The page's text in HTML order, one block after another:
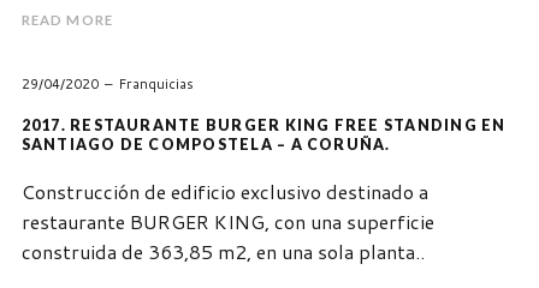
READ MORE
29/04/2020 Franquicias
2017. RESTAURANTE BURGER KING FREE STANDING EN
SANTIAGO DE COMPOSTELA – A CORUÑA.
Construcción de edificio exclusivo destinado a
restaurante BURGER KING, con una superficie
construida de 363,85 m2, en una sola planta..